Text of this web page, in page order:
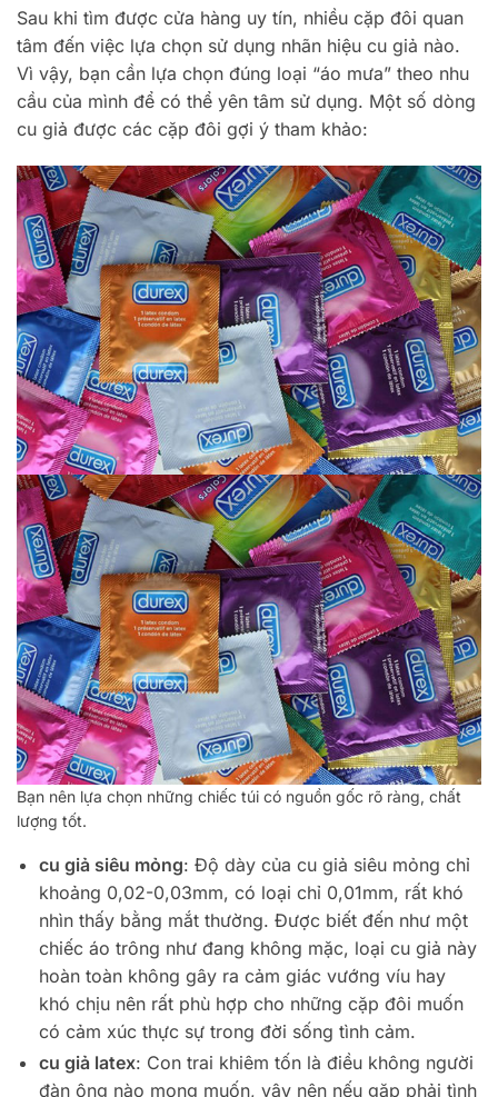
Sau khi tìm được cửa hàng uy tín, nhiều cặp đôi quan
tâm đến việc lựa chọn sử dụng nhãn hiệu cu giả nào.
Vì vậy, bạn cần lựa chọn đúng loại “áo mưa” theo nhu
cầu của mình để có thể yên tâm sử dụng. Một số dòng
cu giả được các cặp đôi gợi ý tham khảo:
Bạn nên lựa chọn những chiếc túi có nguồn gốc rõ ràng, chất
lượng tốt.
cu giả siêu mỏng: Độ dày của cu giả siêu mỏng chỉ
khoảng 0,02-0,03mm, có loại chỉ 0,01mm, rất khó
nhìn thấy bằng mắt thường. Được biết đến như một
chiếc áo trông như đang không mặc, loại cu giả này
hoàn toàn không gây ra cảm giác vướng víu hay
khó chịu nên rất phù hợp cho những cặp đôi muốn
có cảm xúc thực sự trong đời sống tình cảm.
cu giả latex: Con trai khiêm tốn là điều không người
đàn ông nào mong muốn, vậy nên nếu gặp phải tình